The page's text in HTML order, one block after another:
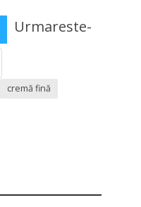
Urmareste-
cremă fină